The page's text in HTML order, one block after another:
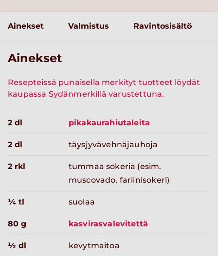
Ainekset Valmistus Ravintosisältö
Ainekset
Resepteissä punaisella merkityt tuotteet löydät
kaupassa Sydänmerkillä varustettuna.
2 dl pikakaurahiutaleita
2 dl täysjyvävehnäjauhoja
2 rkl
tummaa sokeria (esim.
muscovado, fariinisokeri)
¼ tl suolaa
80 g kasvirasvalevitettä
½ dl kevytmaitoa